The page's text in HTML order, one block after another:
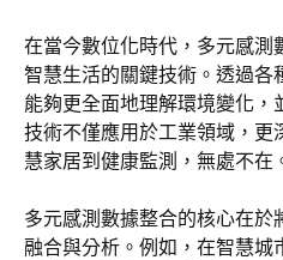
在當今數位化時代，多元感測
智慧生活的關鍵技術。透過各
能夠更全面地理解環境變化
技術不僅應用於工業領域，更
慧家居到健康監測，無處不在
多元感測數據整合的核心在
融合與分析。例如，在智慧城